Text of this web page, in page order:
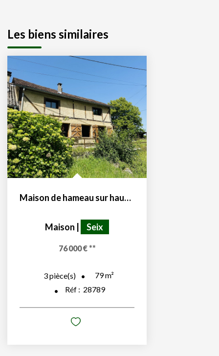
Les biens similaires
Maison de hameau sur hauteurs de Seix 09140
Maison Seix
76 000 €**
3pièce(s) 79m²
Réf : 28789